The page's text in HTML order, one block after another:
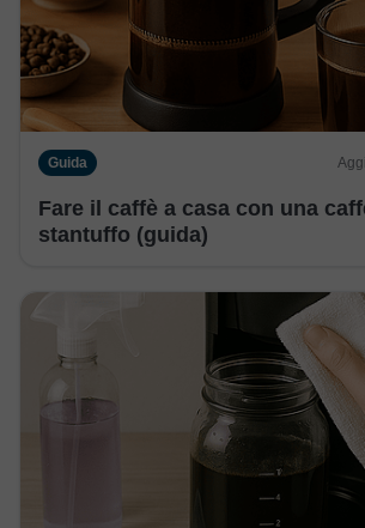
Guida
Fare il caffè a casa con una
stantuffo (guida)